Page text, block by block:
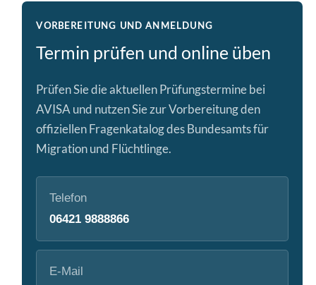
VORBEREITUNG UND ANMELDUNG
Termin prüfen und online üben
Prüfen Sie die aktuellen Prüfungstermine bei
AVISA und nutzen Sie zur Vorbereitung den
offiziellen Fragenkatalog des Bundesamts für
Migration und Flüchtlinge.
Telefon
06421 9888866
E-Mail